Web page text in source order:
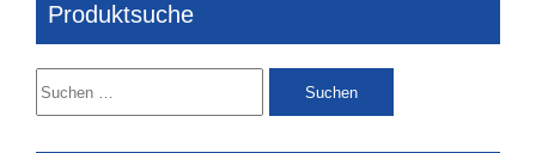
Produktsuche
Suchen
nach: